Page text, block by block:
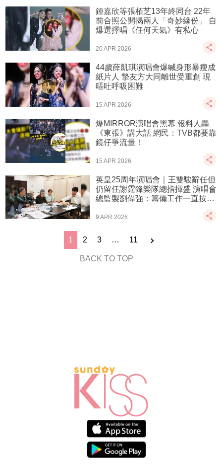
鍾嘉欣等張栢芝13年終同台 22年
前合照公開揭兩人「奇妙緣份」 自
爆選擇唱《任何天氣》有私心
20 APR 2026
44歲薛凱琪演唱會爆喊身形暴瘦成
紙片人 摯友方大同離世受重創 現
嘔吐呼吸困難
15 APR 2026
爆MIRROR演唱會黑幕 報料人轟
《東張》講大話 網民：TVB都要靠
鏡仔爭流量！
15 APR 2026
英皇25周年演唱會｜王雙駿辭任但
仍留任謝霆鋒樂隊總指揮盛 演唱會
總監製劉偉強：籌備工作一直按進
9 APR 2026
1 2 3 … 11
BACK TO TOP